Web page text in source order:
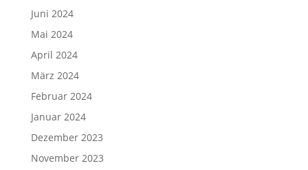
Juni 2024
Mai 2024
April 2024
März 2024
Februar 2024
Januar 2024
Dezember 2023
November 2023